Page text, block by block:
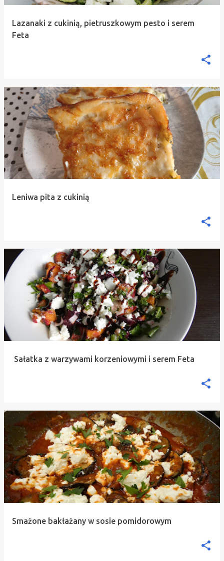
Lazanaki z cukinią, pietruszkowym pesto i serem
Feta
Leniwa pita z cukinią
Sałatka z warzywami korzeniowymi i serem Feta
Smażone bakłażany w sosie pomidorowym